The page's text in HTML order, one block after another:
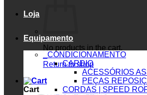
No products in the cart.
Return to shop
Cart
Loja
Equipamento
_CONDICIONAMENTO
CARDIO
ACESSÓRIOS
PEÇAS
CORDAS | SPEED